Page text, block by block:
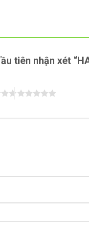
tiên nhận xét